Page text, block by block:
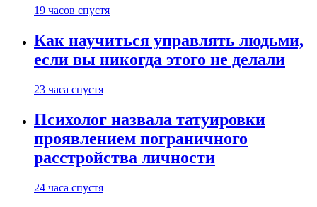
19 часов спустя
Как научиться управлять людьми,
если вы никогда этого не делали
23 часа спустя
Психолог назвала татуировки
проявлением пограничного
расстройства личности
24 часа спустя